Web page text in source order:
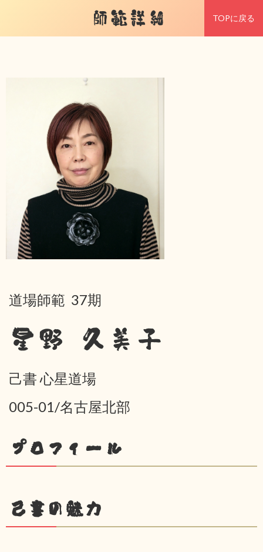
師範詳細 TOPに戻る
道場師範 37期
星野 久美子
己書 心星道場
005-01/名古屋北部
プロフィール
己書の魅力